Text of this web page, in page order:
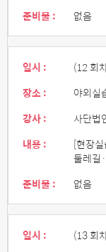
준비물 :
없음
일시 : (12 회
장소 :
야외실
강사 :
사단법
내용 :
[현장
둘레길
준비물 :
없음
일시 : (13 회